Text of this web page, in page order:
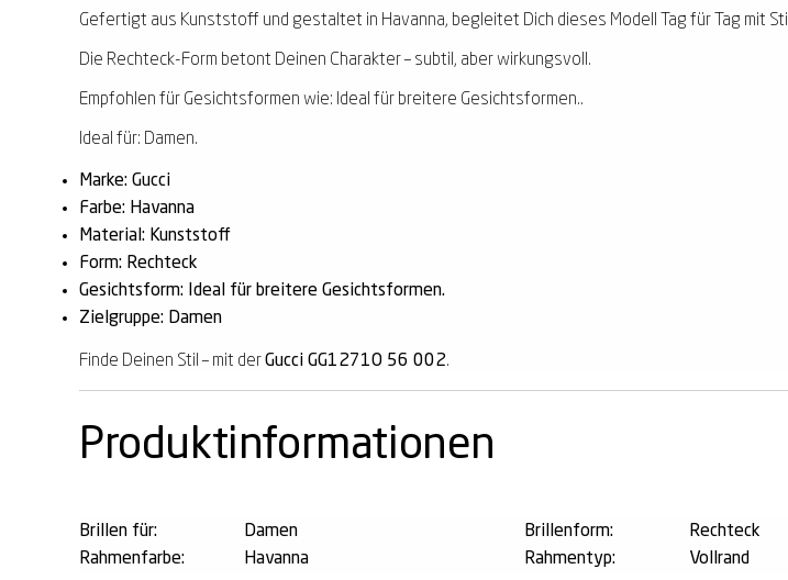
Gefertigt aus Kunststoff und gestaltet in Havanna, begleitet Dich dieses Modell Tag für Tag mit
Die Rechteck-Form betont Deinen Charakter – subtil, aber wirkungsvoll.
Empfohlen für Gesichtsformen wie: Ideal für breitere Gesichtsformen..
Ideal für: Damen.
Marke: Gucci
Farbe: Havanna
Material: Kunststoff
Form: Rechteck
Gesichtsform: Ideal für breitere Gesichtsformen.
Zielgruppe: Damen
Finde Deinen Stil – mit derGucci GG1271O 56 002.
Produktinformationen
Brillen für:
Damen
Rahmenfarbe:
Havanna
Brillenform:
Rechteck
Rahmentyp:
Vollrand